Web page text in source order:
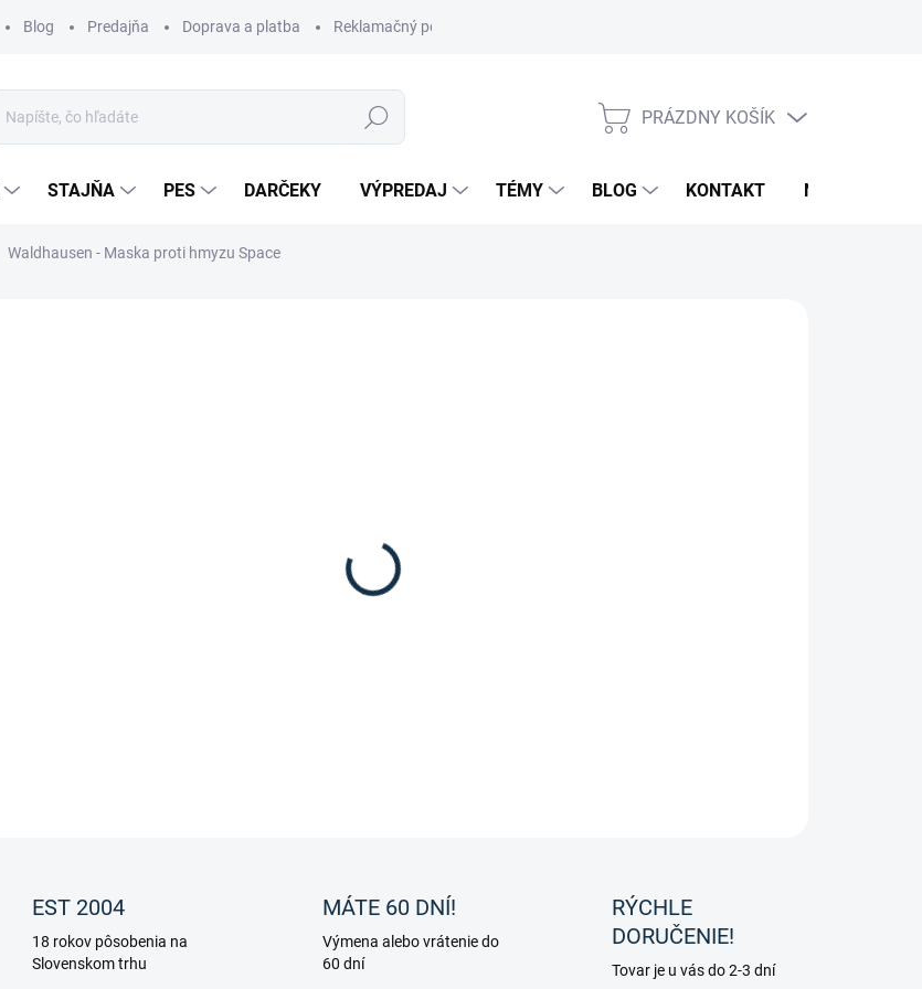
Blog Predajňa Doprava a platba Reklamačný poriadok
Hľadať
NÁKUPNÝ
PRÁZDNY KOŠÍK
STAJŇA PES DARČEKY VÝPREDAJ TÉMY BLOG KONTAKT NOVINKY
Waldhausen - Maska proti hmyzu Space
EST 2004
18 rokov pôsobenia na
Slovenskom trhu
MÁTE 60 DNÍ!
Výmena alebo vrátenie do
60 dní
RÝCHLE
DORUČENIE!
Tovar je u vás do 2-3 dní